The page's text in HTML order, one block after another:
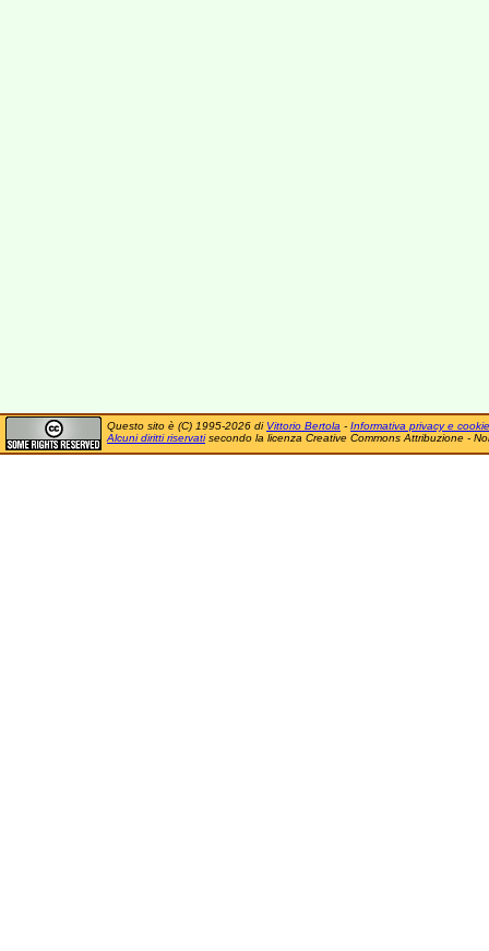
Questo sito è (C) 1995-2026 di Vittorio Bertola - Informativa privacy e cookie
Alcuni diritti riservatisecondo la licenza Creative Commons Attribuzione -